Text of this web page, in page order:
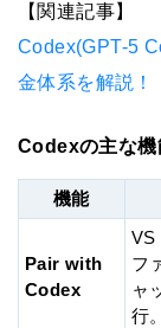
【関連記事】
Codex(GPT-5
金体系を解説！
Codexの主な機
機能
Pair with
Codex
VS
フ
ャ
行。